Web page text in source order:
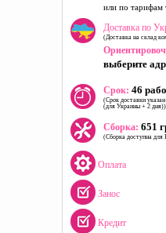
или по тарифам
Доставка по
(Доставка на склад
выберите
Срок: 46
(Срок доставки
(для Украины + 2 дня))
Сборка: 651
(Сборка доступна для
Оплата
Занос
Кредит